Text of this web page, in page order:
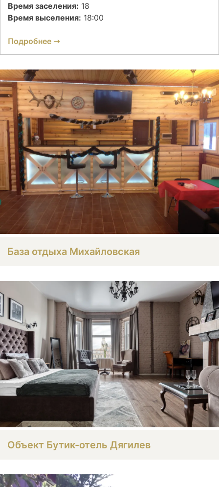
Время заселения: 18
Время выселения: 18:00
Подробнее ➝
База отдыха Михайловская
Объект Бутик-отель Дягилев